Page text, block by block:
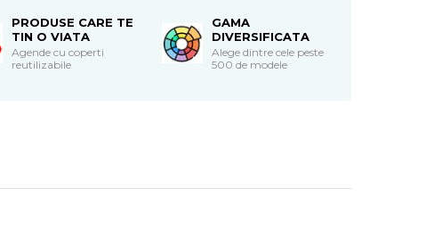
PRODUSE CARE TE
TIN O VIATA
Agende cu coperti
reutilizabile
GAMA
DIVERSIFICATA
Alege dintre cele peste
500 de modele